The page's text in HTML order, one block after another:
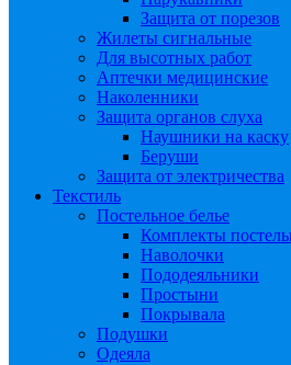
Защита от порезов
Жилеты сигнальные
Для высотных работ
Аптечки медицинские
Наколенники
Защита органов слуха
Наушники на каску
Беруши
Защита от электричества
Текстиль
Постельное белье
Комплекты
Наволочки
Пододеяльники
Простыни
Покрывала
Подушки
Одеяла